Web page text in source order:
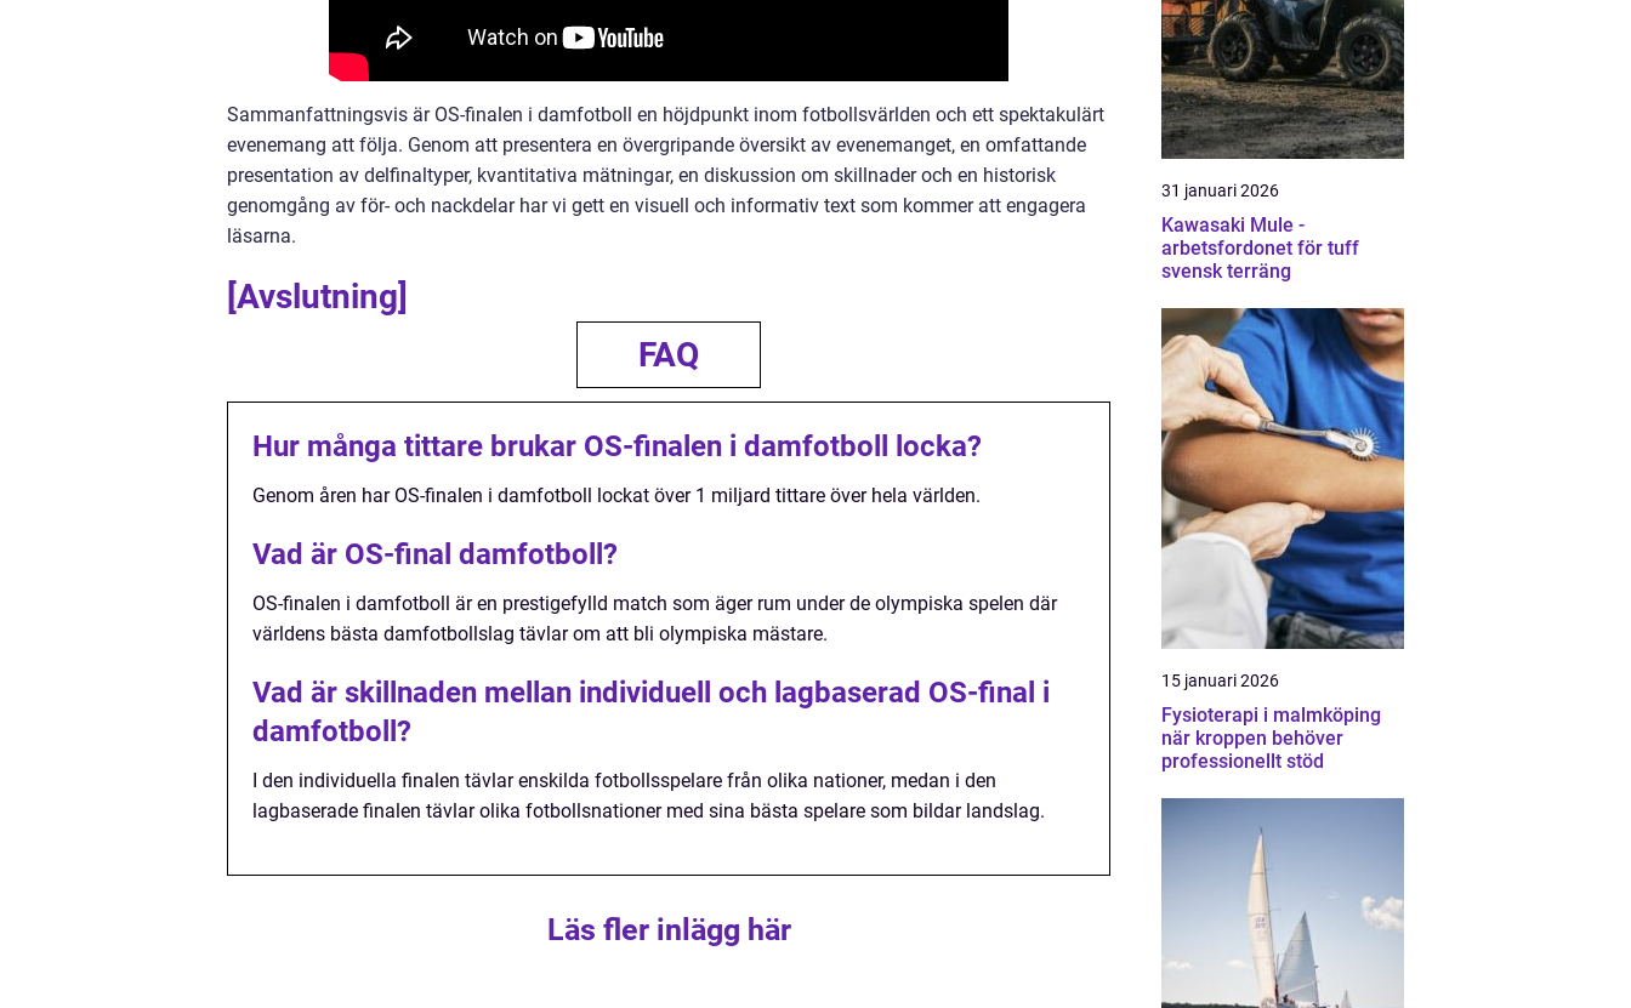
Sammanfattningsvis är OS-finalen i damfotboll en höjdpunkt inom fotbollsvärlden och ett spektakulärt
evenemang att följa. Genom att presentera en övergripande översikt av evenemanget, en omfattande
presentation av delfinaltyper, kvantitativa mätningar, en diskussion om skillnader och en historisk
genomgång av för- och nackdelar har vi gett en visuell och informativ text som kommer att engagera
läsarna.
[Avslutning]
FAQ
Hur många tittare brukar OS-finalen i damfotboll locka?
Genom åren har OS-finalen i damfotboll lockat över 1 miljard tittare över hela världen.
Vad är OS-final damfotboll?
OS-finalen i damfotboll är en prestigefylld match som äger rum under de olympiska spelen där
världens bästa damfotbollslag tävlar om att bli olympiska mästare.
Vad är skillnaden mellan individuell och lagbaserad OS-final i
damfotboll?
I den individuella finalen tävlar enskilda fotbollsspelare från olika nationer, medan i den
lagbaserade finalen tävlar olika fotbollsnationer med sina bästa spelare som bildar landslag.
Läs fler inlägg här
31 januari 2026
Kawasaki Mule -
arbetsfordonet för tuff
svensk terräng
15 januari 2026
Fysioterapi i malmköping
när kroppen behöver
professionellt stöd